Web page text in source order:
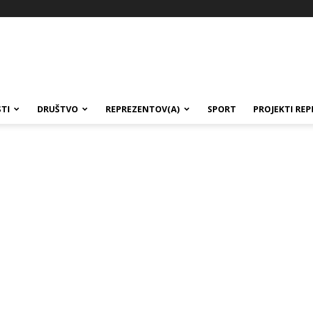
DRUŠTVO REPREZENTOV(A) SPORT PROJEKTI